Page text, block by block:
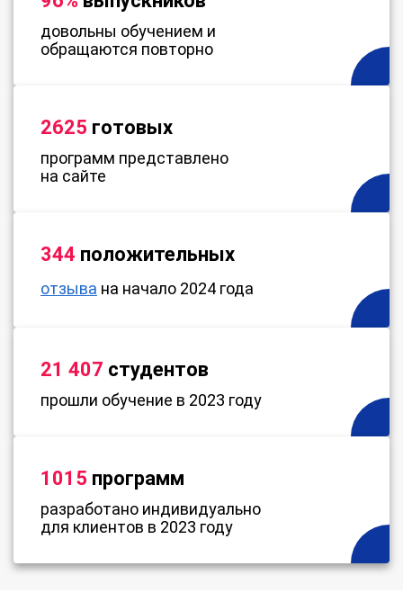
довольны обучением и
обращаются повторно
2625 готовых
программ представлено
на сайте
344 положительных
отзыва на начало 2024 года
21 407 студентов
прошли обучение в 2023 году
1015 программ
разработано индивидуально
для клиентов в 2023 году